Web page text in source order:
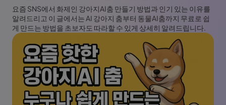
요즘 SNS에서 화제인 강아지AI춤 만들기 방법과 인기 있는 이유를
알려드리고 이 글에서는 AI 강아지 춤부터 동물AI춤까지 무료로 쉽
게 만드는 방법을 초보자도 따라할 수 있게 상세히 알려드립니다.